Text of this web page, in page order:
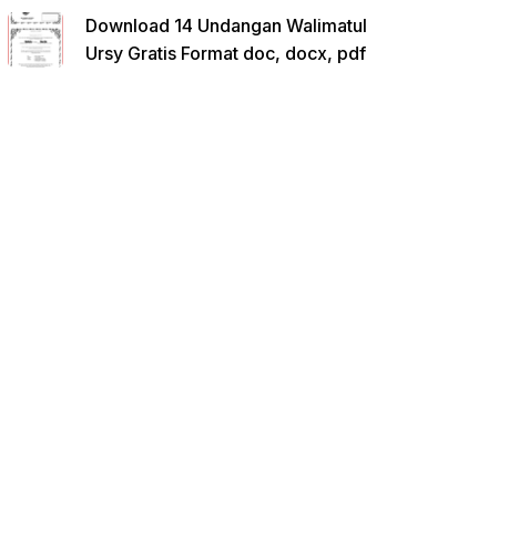
Download 14 Undangan Walimatul
Ursy Gratis Format doc, docx, pdf